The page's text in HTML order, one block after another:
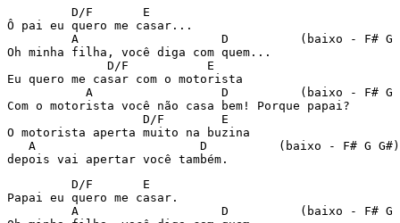
         D/F       E
Ô pai eu quero me casar...
A                    D          (baixo - F# G
Oh minha filha, você diga com quem...
              D/F           E
Eu quero me casar com o motorista
A                  D          (baixo - F# G
Com o motorista você não casa bem! Porque papai?
                   D/F        E
O motorista aperta muito na buzina
   A                       D          (baixo - F# G G#)
depois vai apertar você também.
         D/F       E
Papai eu quero me casar.
A                    D          (baixo - F# G